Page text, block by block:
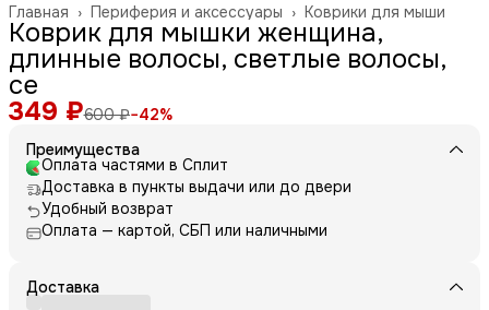
Коврики для мыши
Периферия и аксессуары ›
Главная ›
Коврик для мышки женщина,
длинные волосы, светлые волосы,
се
349 ₽600 ₽−42%
Преимущества
Оплата частями в Сплит
Доставка в пункты выдачи или до двери
Удобный возврат
Оплата — картой, СБП или наличными
Доставка